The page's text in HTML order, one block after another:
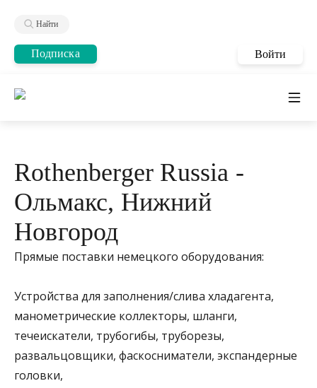
Найти
Подписка Войти
Rothenberger Russia -
Ольмакс, Нижний
Новгород
Прямые поставки немецкого оборудования:
Устройства для заполнения/слива хладагента,
манометрические коллекторы, шланги,
течеискатели, трубогибы, труборезы,
развальцовщики, фаскосниматели, экспандерные
головки,